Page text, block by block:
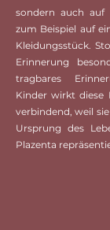
sondern auch auf
zum Beispiel auf
Kleidungsstück.
Erinnerung
tragbares
Kinder wirkt diese
verbindend, weil
Ursprung des
Plazenta